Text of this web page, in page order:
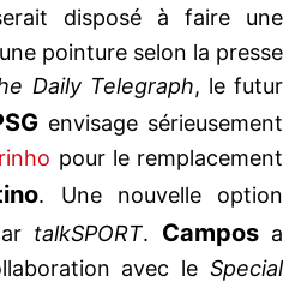
disposé à faire une
pointure selon la presse
Daily Telegraph, le futur
envisage sérieusement
pour le remplacement
. Une nouvelle option
talkSPORT. Camposa
avec le Special